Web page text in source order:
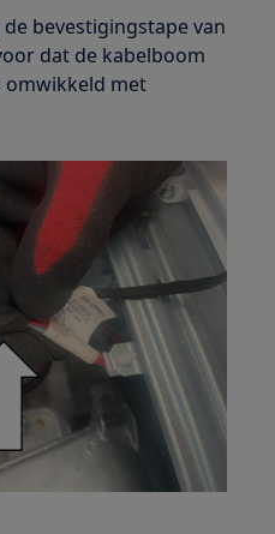
bevestigingstape van
dat de kabelboom
omwikkeld met